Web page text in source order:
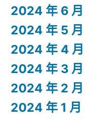
2024 年 6 月
2024 年 5 月
2024 年 4 月
2024 年 3 月
2024 年 2 月
2024 年 1 月